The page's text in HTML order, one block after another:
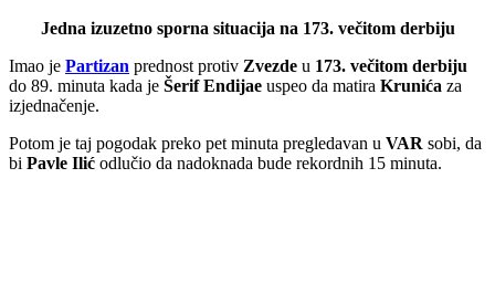
Jedna izuzetno sporna situacija na 173. večitom derbiju
Imao je Partizan prednost protiv Zvezde u 173. večitom derbiju
do 89. minuta kada je Šerif Endijae uspeo da matira Krunića za
izjednačenje.
Potom je taj pogodak preko pet minuta pregledavan u VAR sobi, da
bi Pavle Ilić odlučio da nadoknada bude rekordnih 15 minuta.